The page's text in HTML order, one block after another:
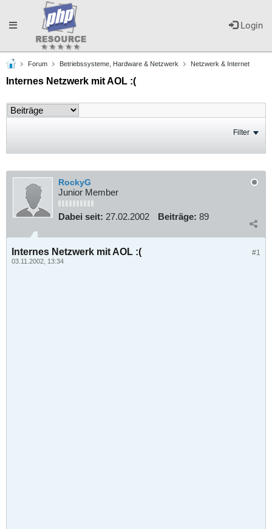
Login
Toggle
navigation
Forum Betriebssysteme, Hardware & Netzwerk Netzwerk & Internet
Internes Netzwerk mit AOL :(
Filter
RockyG
Junior Member
Dabei seit: 27.02.2002 Beiträge: 89
#1
Internes Netzwerk mit AOL :(
03.11.2002, 13:34